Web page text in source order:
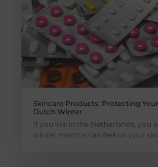
Skincare Products: Protecting
Dutch Winter
If you live in the Netherlands, you
winter months can feel on your